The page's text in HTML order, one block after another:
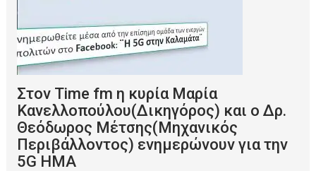
Στον Τime fm η κυρία Μαρία
Κανελλοπούλου(Δικηγόρος) και ο Δρ.
Θεόδωρος Μέτσης(Μηχανικός
Περιβάλλοντος) ενημερώνουν για την
5G ΗΜΑ